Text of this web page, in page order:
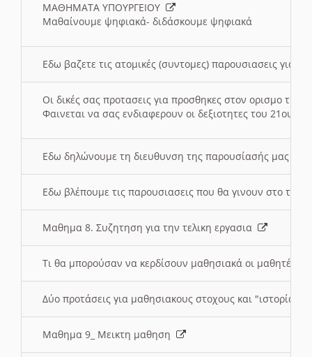
ΜΑΘΗΜΑΤΑ ΥΠΟΥΡΓΕΙΟΥ
Μαθαίνουμε ψηφιακά- διδάσκουμε ψηφιακά
Εδω βαζετε τις ατομικές (συντομες) παρουσιασεις για
Οι δικές σας προτασεις για προσθηκες στον ορισμο
Φαινεται να σας ενδιαφερουν οι δεξιοτητες του 21ου
Εδω δηλώνουμε τη διευθυνση της παρουσίασής μας
Εδω βλέπουμε τις παρουσιασεις που θα γινουν στο
Μαθημα 8. Συζητηση για την τελικη εργασια
Τι θα μπορούσαν να κερδίσουν μαθησιακά οι μαθητές/
Δύο προτάσεις για μαθησιακους στοχους και "ιστορία"
Μαθημα 9_ Μεικτη μαθηση